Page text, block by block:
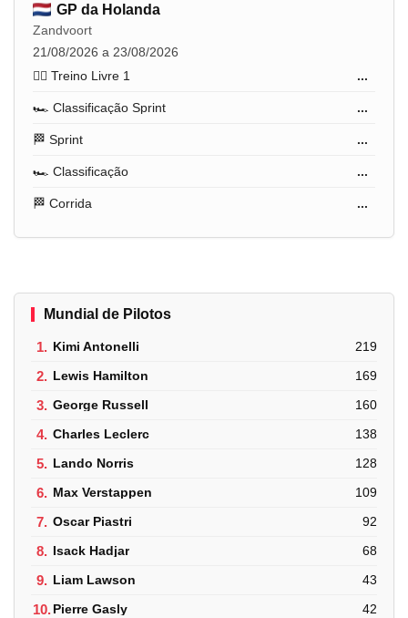
GP da Holanda
Zandvoort
21/08/2026 a 23/08/2026
🏋️‍♂️ Treino Livre 1
...
🏎️ Classificação Sprint ...
🏁 Sprint ...
🏎️ Classificação ...
🏁 Corrida ...
Mundial de Pilotos
1. Kimi Antonelli 219
2. Lewis Hamilton 169
3. George Russell 160
4. Charles Leclerc 138
5. Lando Norris 128
6. Max Verstappen 109
7. Oscar Piastri 92
8. Isack Hadjar 68
9. Liam Lawson 43
10.Pierre Gasly 42